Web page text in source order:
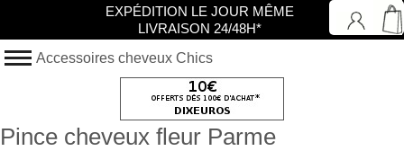
Accessoires cheveux Chics
Pince cheveux fleur Parme
EXPÉDITION LE JOUR MÊME
LIVRAISON 24/48H*